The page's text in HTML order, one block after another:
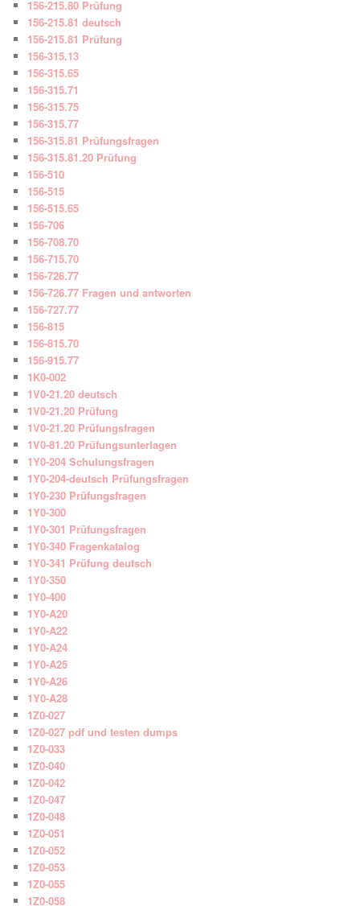
156-215.80 Prüfung
156-215.81 deutsch
156-215.81 Prüfung
156-315.13
156-315.65
156-315.71
156-315.75
156-315.77
156-315.81 Prüfungsfragen
156-315.81.20 Prüfung
156-510
156-515
156-515.65
156-706
156-708.70
156-715.70
156-726.77
156-726.77 Fragen und antworten
156-727.77
156-815
156-815.70
156-915.77
1K0-002
1V0-21.20 deutsch
1V0-21.20 Prüfung
1V0-21.20 Prüfungsfragen
1V0-81.20 Prüfungsunterlagen
1Y0-204 Schulungsfragen
1Y0-204-deutsch Prüfungsfragen
1Y0-230 Prüfungsfragen
1Y0-300
1Y0-301 Prüfungsfragen
1Y0-340 Fragenkatalog
1Y0-341 Prüfung deutsch
1Y0-350
1Y0-400
1Y0-A20
1Y0-A22
1Y0-A24
1Y0-A25
1Y0-A26
1Y0-A28
1Z0-027
1Z0-027 pdf und testen dumps
1Z0-033
1Z0-040
1Z0-042
1Z0-047
1Z0-048
1Z0-051
1Z0-052
1Z0-053
1Z0-055
1Z0-058